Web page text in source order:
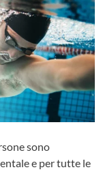
sono
e per tutte le